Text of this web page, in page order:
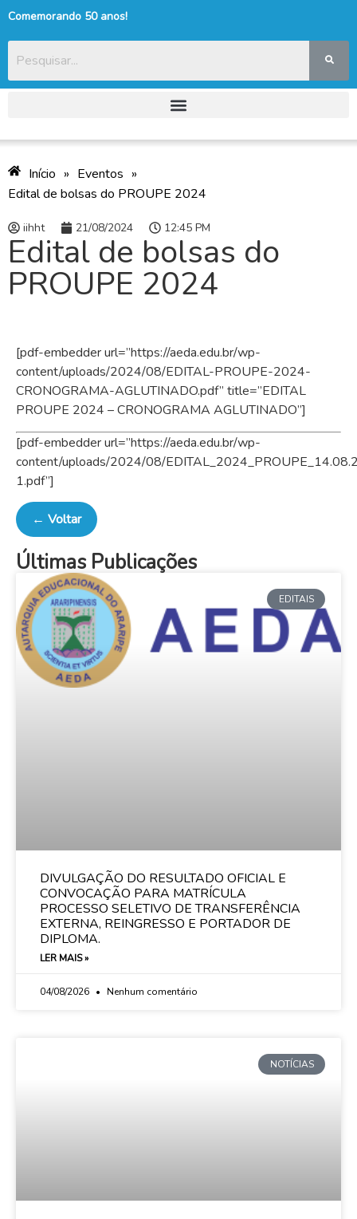
Comemorando 50 anos!
Início » Eventos »
Edital de bolsas do PROUPE 2024
iihht 21/08/2024 12:45 PM
Edital de bolsas do
PROUPE 2024
[pdf-embedder url=”https://aeda.edu.br/wp-
content/uploads/2024/08/EDITAL-PROUPE-2024-
CRONOGRAMA-AGLUTINADO.pdf” title=”EDITAL
PROUPE 2024 – CRONOGRAMA AGLUTINADO”]
[pdf-embedder url=”https://aeda.edu.br/wp-
content/uploads/2024/08/
1.pdf”]
← Voltar
Últimas Publicações
EDITAIS
DIVULGAÇÃO DO RESULTADO OFICIAL E
CONVOCAÇÃO PARA MATRÍCULA
PROCESSO SELETIVO DE TRANSFERÊNCIA
EXTERNA, REINGRESSO E PORTADOR DE
DIPLOMA.
LER MAIS »
04/08/2026 Nenhum comentário
NOTÍCIAS